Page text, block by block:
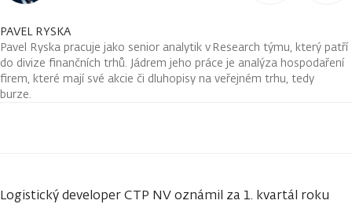
PAVEL RYSKA
Pavel Ryska pracuje jako senior analytik v Research týmu, který patří
do divize finančních trhů. Jádrem jeho práce je analýza hospodaření
firem, které mají své akcie či dluhopisy na veřejném trhu, tedy
burze.
Logistický developer CTP NV oznámil za 1. kvartál roku